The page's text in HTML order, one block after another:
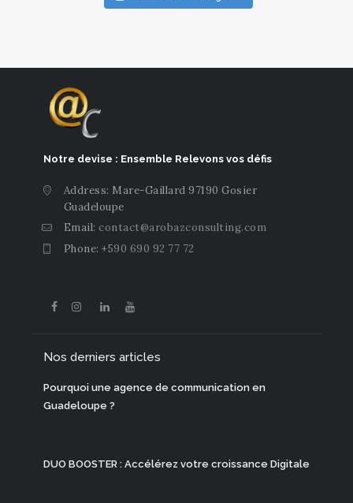
Notre devise : Ensemble Relevons vos défis
Address: Mare-Gaillard 97190 Gosier
Guadeloupe
Email: contact@arobazconsulting.com
Phone:+590 690 92 77 72
Nos derniers articles
Pourquoi une agence de communication en
Guadeloupe ?
DUO BOOSTER : Accélérez votre croissance Digitale